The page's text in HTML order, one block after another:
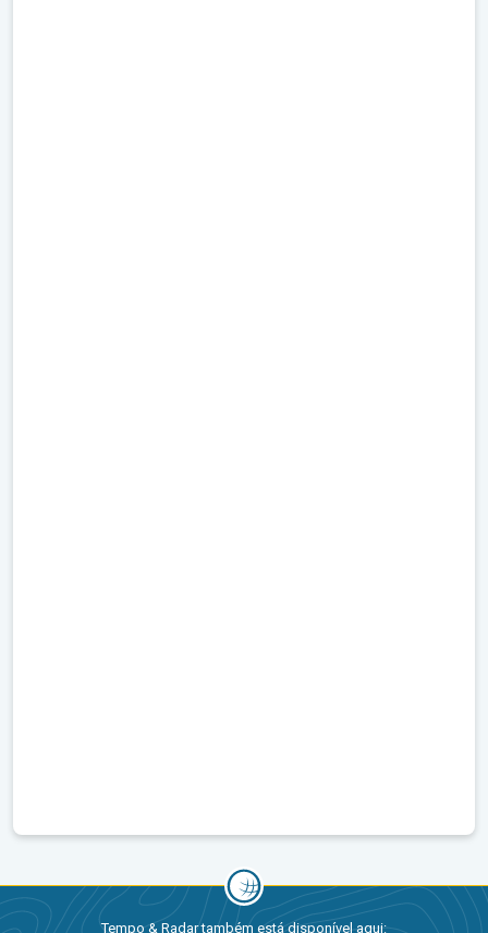
Tempo & Radar também está disponível aqui: